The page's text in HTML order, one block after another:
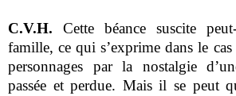
C.V.H. Cette béance suscite
famille, ce qui s’exprime dans le cas
personnages par la nostalgie
passée et perdue. Mais il se peut